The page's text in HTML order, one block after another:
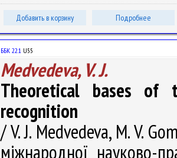
Добавить в корзину Подробнее
ББК 22.1 U55
Medvedeva, V. J.
Theoretical bases of
recognition
/ V. J. Medvedeva, M. V.
міжнародної науково-